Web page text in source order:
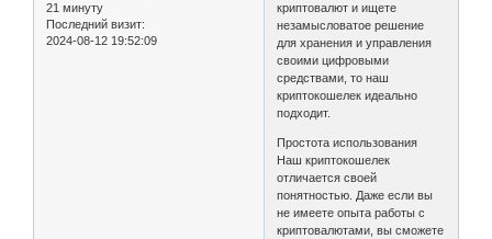
21 минуту
Последний визит:
2024-08-12 19:52:09
криптовалют и ищете
незамысловатое решение
для хранения и управления
своими цифровыми
средствами, то наш
криптокошелек идеально
подходит.
Простота использования
Наш криптокошелек
отличается своей
понятностью. Даже если вы
не имеете опыта работы с
криптовалютами, вы сможете